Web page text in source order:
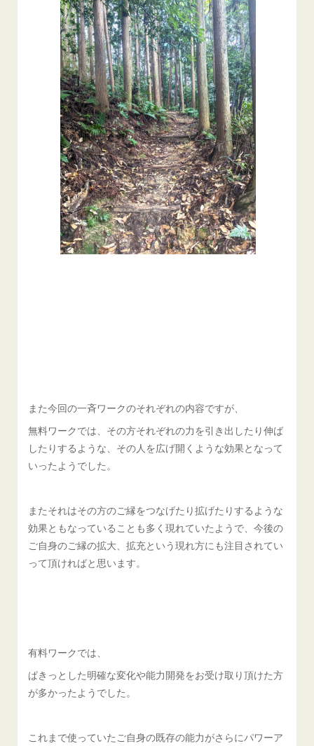
また今回の一斉ワークのそれぞれの内容ですが、
無料ワークでは、その方それぞれの力を引き出したり伸ば
したりするような、その人を広げ開くような効果となって
いったようでした。
またそれはその方のご縁をつなげたり拡げたりするような
効果ともなっていることも多く現れていたようで、今後の
ご自身のご縁の拡大、拡充という現れ方にも注目されてい
って頂ければと思います。
有料ワークでは、
ぱきっとした明確な変化や能力開発をお受け取り頂けた方
が多かったようでした。
これまで使っていたご自身の既存の能力がさらにパワーア